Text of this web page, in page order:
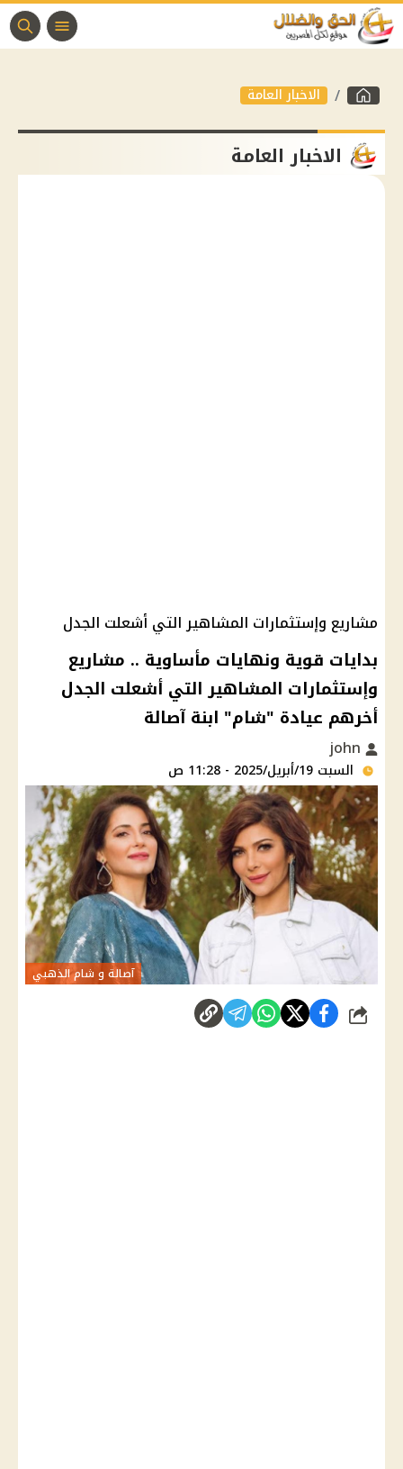
الاخبار العامة
الاخبار العامة
مشاريع وإستثمارات المشاهير التي أشعلت الجدل
بدايات قوية ونهايات مأساوية .. مشاريع
وإستثمارات المشاهير التي أشعلت الجدل
أخرهم عيادة "شام" ابنة آصالة
السبت 19/أبريل/2025 - 11:28 ص
آصالة و شام الذهبي
شارك